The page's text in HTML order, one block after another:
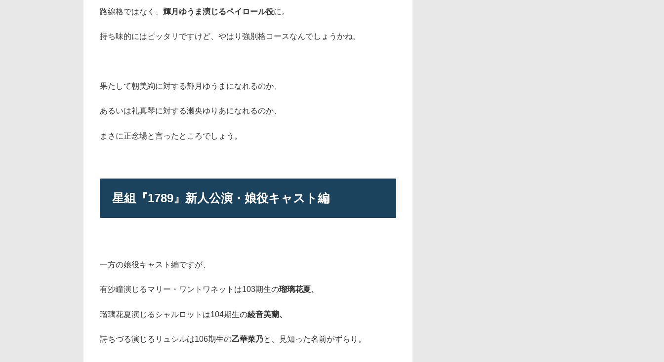
路線格ではなく、 輝月ゆうま演じるペイロール役に。
持ち味的にはピッタリですけど、やはり強別格コースなんでしょうかね。
果たして朝美絢に対する輝月ゆうまになれるのか、
あるいは礼真琴に対する瀬央ゆりあになれるのか、
まさに正念場と言ったところでしょう。
星組『1789』新人公演・娘役キャスト編
一方の娘役キャスト編ですが、
有沙瞳演じるマリー・ワントワネットは103期生の瑠璃花夏、
瑠璃花夏演じるシャルロットは104期生の綾音美蘭、
詩ちづる演じるリュシルは106期生の乙華菜乃と、見知った名前がずらり。